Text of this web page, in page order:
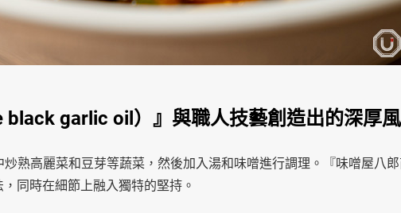
black garlic oil）』與職人技藝創造出的深厚
熟高麗菜和豆芽等蔬菜，然後加入湯和味噌進行調理。『味噌屋八
同時在細節上融入獨特的堅持。